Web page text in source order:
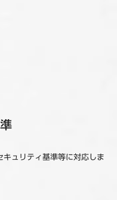
キュリティ基準等に対応しま